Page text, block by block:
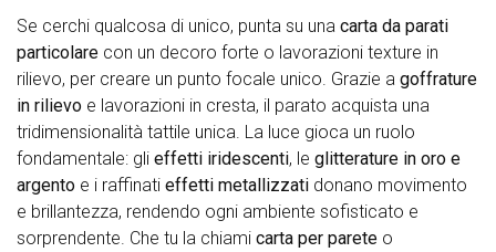
Se cerchi qualcosa di unico, punta su una carta da parati
particolare con un decoro forte o lavorazioni texture in
rilievo, per creare un punto focale unico. Grazie a goffrature
in rilievo e lavorazioni in cresta, il parato acquista una
tridimensionalità tattile unica. La luce gioca un ruolo
fondamentale: gli effetti iridescenti, le glitterature in oro e
argento e i raffinati effetti metallizzati donano movimento
e brillantezza, rendendo ogni ambiente sofisticato e
sorprendente. Che tu la chiami carta per parete o